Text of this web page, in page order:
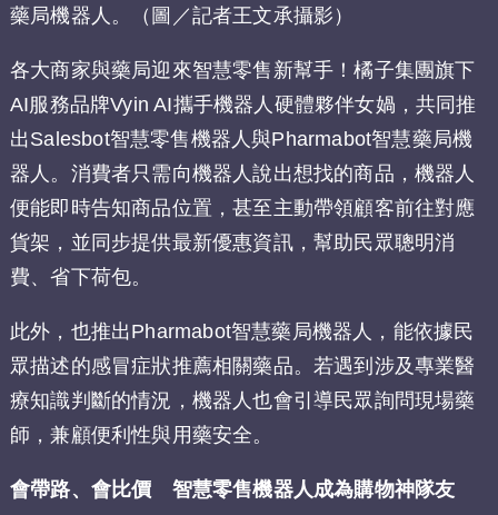
藥局機器人。（圖／記者王文承攝影）
各大商家與藥局迎來智慧零售新幫手！橘子集團旗下
AI服務品牌Vyin AI攜手機器人硬體夥伴女媧，共同推
出Salesbot智慧零售機器人與Pharmabot智慧藥局機
器人。消費者只需向機器人說出想找的商品，機器人
便能即時告知商品位置，甚至主動帶領顧客前往對應
貨架，並同步提供最新優惠資訊，幫助民眾聰明消
費、省下荷包。
此外，也推出Pharmabot智慧藥局機器人，能依據民
眾描述的感冒症狀推薦相關藥品。若遇到涉及專業醫
療知識判斷的情況，機器人也會引導民眾詢問現場藥
師，兼顧便利性與用藥安全。
會帶路、會比價 智慧零售機器人成為購物神隊友